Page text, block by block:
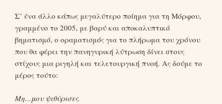
Σ’ ένα άλλο κάπως μεγαλύτερο ποίημα για τη Μόρφου,
γραμμένο το 2005, με βαρύ και αποκαλυπτικό
βηματισμό, ο οραματισμός για το πλήρωμα του χρόνου
που θα φέρει την πανηγυρική λύτρωση δίνει στους
στίχους μια ριγηλή και τελετουργική πνοή. Ας δούμε το
μέρος τούτο:
Μη…μου ψιθύρισες.